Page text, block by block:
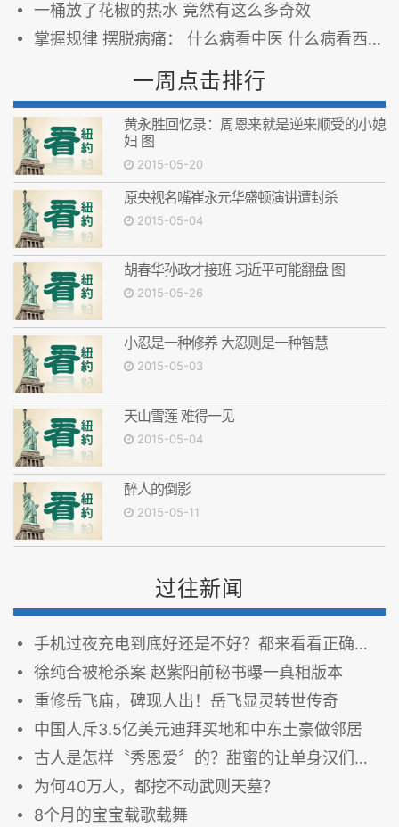
一桶放了花椒的热水 竟然有这么多奇效
掌握规律 摆脱病痛： 什么病看中医 什么病看西医
一周点击排行
黄永胜回忆录：周恩来就是逆来顺受的小媳
妇 图
2015-05-20
原央视名嘴崔永元华盛顿演讲遭封杀
2015-05-04
胡春华孙政才接班 习近平可能翻盘 图
2015-05-26
小忍是一种修养 大忍则是一种智慧
2015-05-03
天山雪莲 难得一见
2015-05-04
醉人的倒影
2015-05-11
过往新闻
手机过夜充电到底好还是不好？都来看看正确的充电方法吧！
徐纯合被枪杀案 赵紫阳前秘书曝一真相版本
重修岳飞庙，碑现人出！岳飞显灵转世传奇
中国人斥3.5亿美元迪拜买地和中东土豪做邻居
古人是怎样〝秀恩爱〞的？甜蜜的让单身汉们羡慕不已！
为何40万人，都挖不动武则天墓？
8个月的宝宝载歌载舞